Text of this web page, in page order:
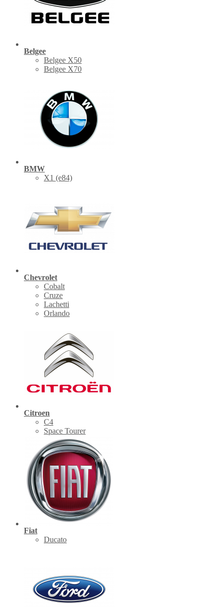
Belgee
Belgee X50
Belgee X70
BMW
X1 (е84)
Chevrolet
Cobalt
Cruze
Lachetti
Orlando
Citroen
C4
Space Tourer
Fiat
Ducato